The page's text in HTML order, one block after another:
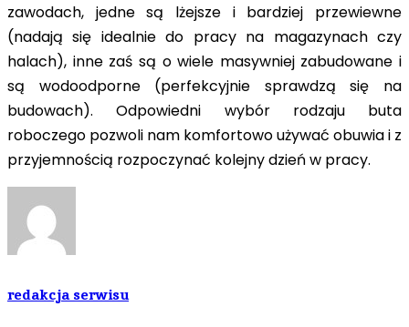
zawodach, jedne są lżejsze i bardziej przewiewne
(nadają się idealnie do pracy na magazynach czy
halach), inne zaś są o wiele masywniej zabudowane i
są wodoodporne (perfekcyjnie sprawdzą się na
budowach). Odpowiedni wybór rodzaju buta
roboczego pozwoli nam komfortowo używać obuwia i z
przyjemnością rozpoczynać kolejny dzień w pracy.
redakcja serwisu